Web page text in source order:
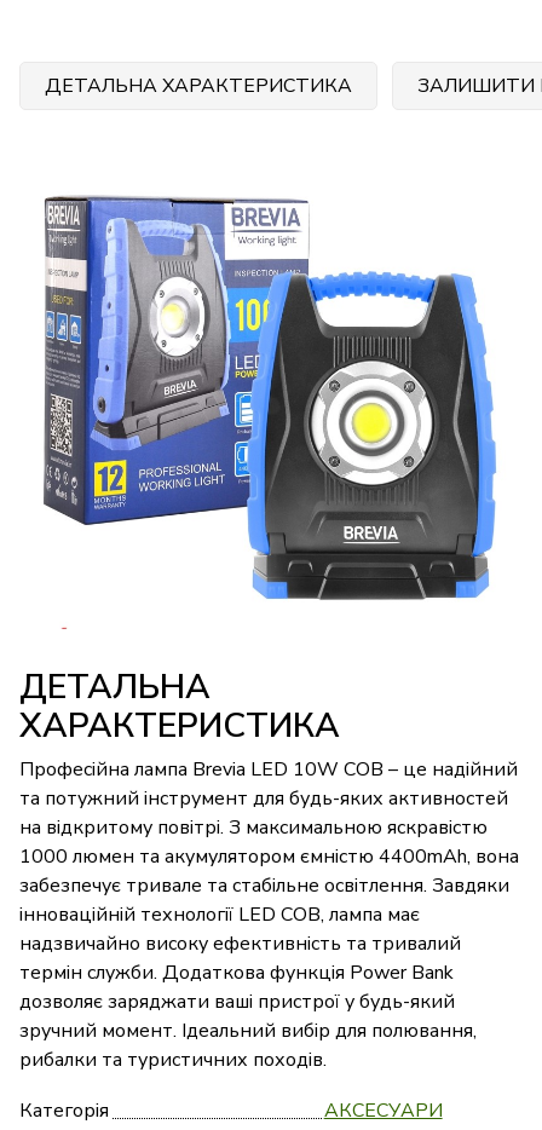
ДЕТАЛЬНА ХАРАКТЕРИСТИКА ЗАЛИШИТИ
ДЕТАЛЬНА
ХАРАКТЕРИСТИКА
Професійна лампа Brevia LED 10W COB – це надійний
та потужний інструмент для будь-яких активностей
на відкритому повітрі. З максимальною яскравістю
1000 люмен та акумулятором ємністю 4400mAh, вона
забезпечує тривале та стабільне освітлення. Завдяки
інноваційній технології LED COB, лампа має
надзвичайно високу ефективність та тривалий
термін служби. Додаткова функція Power Bank
дозволяє заряджати ваші пристрої у будь-який
зручний момент. Ідеальний вибір для полювання,
рибалки та туристичних походів.
Категорія
АКСЕСУАРИ